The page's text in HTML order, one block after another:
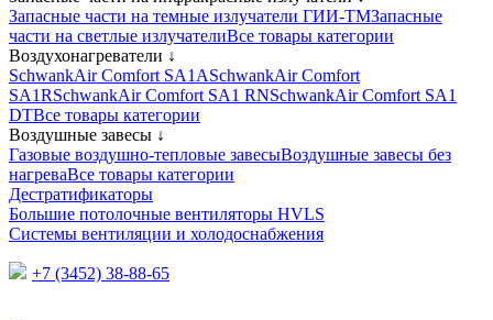
Запасные части на темные излучатели ГИИ-ТМЗапасные
части на светлые излучателиВсе товары категории
Воздухонагреватели ↓
SchwankAir Comfort SA1ASchwankAir Comfort
SA1RSchwankAir Comfort SA1 RNSchwankAir Comfort SA1
DTВсе товары категории
Воздушные завесы ↓
Газовые воздушно-тепловые завесыВоздушные завесы без
нагреваВсе товары категории
Дестратификаторы
Большие потолочные вентиляторы HVLS
Системы вентиляции и холодоснабжения
+7 (3452) 38-88-65